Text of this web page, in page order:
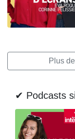
Plus
✔ Podcasts